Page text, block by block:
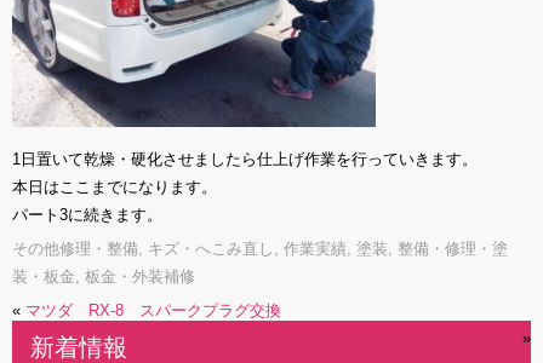
1日置いて乾燥・硬化させましたら仕上げ作業を行っていきます。
本日はここまでになります。
パート3に続きます。
その他修理・整備, キズ・へこみ直し , 作業実績, 塗装, 整備・修理・塗
装・板金, 板金・外装補修
« マツダ RX-8 スパークプラグ交換
»
新着情報